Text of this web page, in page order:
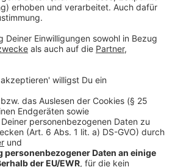
zusätzliches Standbein
eine automatisierte Anlage, die